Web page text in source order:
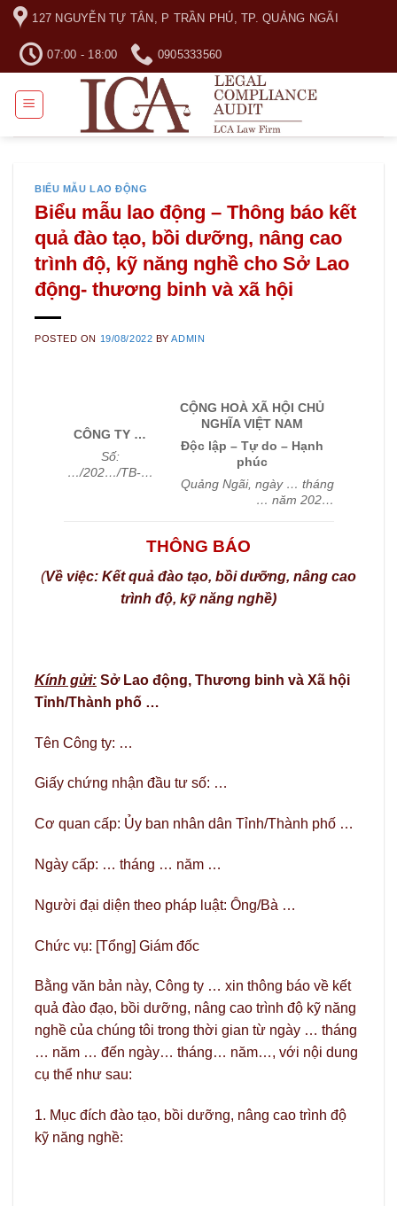
Skip
content
127 NGUYỄN TỰ TÂN, P TRẦN PHÚ, TP. QUẢNG NGÃI
07:00 - 18:00 0905333560
BIỂU MẪU LAO ĐỘNG
Biểu mẫu lao động – Thông báo kết
quả đào tạo, bồi dưỡng, nâng cao
trình độ, kỹ năng nghề cho Sở Lao
động- thương binh và xã hội
POSTED ON 19/08/2022 BYADMIN
CÔNG TY …
Số:
…/202…/TB-…
CỘNG HOÀ XÃ HỘI CHỦ
NGHĨA VIỆT NAM
Độc lập – Tự do – Hạnh
phúc
Quảng Ngãi, ngày … tháng
… năm 202…
THÔNG BÁO
(Về việc: Kết quả đào tạo, bồi dưỡng, nâng cao
trình độ, kỹ năng nghề)
Kính gửi: Sở Lao động, Thương binh và Xã hội
Tỉnh/Thành phố …
Tên Công ty: …
Giấy chứng nhận đầu tư số: …
Cơ quan cấp: Ủy ban nhân dân Tỉnh/Thành phố …
Ngày cấp: … tháng … năm …
Người đại diện theo pháp luật: Ông/Bà …
Chức vụ: [Tổng] Giám đốc
Bằng văn bản này, Công ty … xin thông báo về kết
quả đào đạo, bồi dưỡng, nâng cao trình độ kỹ năng
nghề của chúng tôi trong thời gian từ ngày … tháng
… năm … đến ngày… tháng… năm…, với nội dung
cụ thể như sau:
1. Mục đích đào tạo, bồi dưỡng, nâng cao trình độ
kỹ năng nghề: